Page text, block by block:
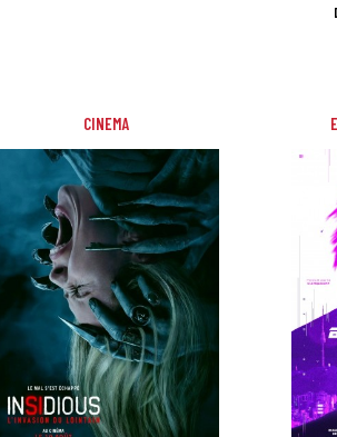
CINEMA